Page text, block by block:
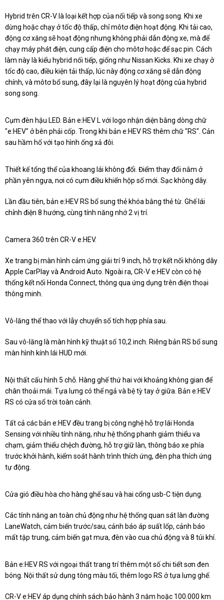
Hybrid trên CR-V là loại kết hợp của nối tiếp và song song. Khi xe
dừng hoặc chạy ở tốc độ thấp, chỉ môtơ điện hoạt động. Khi tải cao,
động cơ xăng sẽ hoạt động nhưng không phải dẫn động xe, mà để
chạy máy phát điện, cung cấp điện cho môtơ hoặc để sạc pin. Cách
làm này là kiểu hybrid nối tiếp, giống như Nissan Kicks. Khi xe chạy ở
tốc độ cao, điều kiện tải thấp, lúc này động cơ xăng sẽ dẫn động
chính, và môtơ bổ sung, đây lại là nguyên lý hoạt động của hybrid
song song.
Cụm đèn hậu LED. Bản e:HEV L với logo nhận diện bằng dòng chữ
"e:HEV" ở bên phải cốp. Trong khi bản e:HEV RS thêm chữ "RS". Cản
sau hầm hố với tạo hình ống xả đôi.
Thiết kế tổng thể của khoang lái không đổi. Điểm thay đổi nằm ở
phần yên ngựa, nơi có cụm điều khiển hộp số mới. Sạc không dây.
Lần đầu tiên, bản e:HEV RS bổ sung thẻ khóa bằng thẻ từ. Ghế lái
chỉnh điện 8 hướng, cùng tính năng nhớ 2 vị trí.
Camera 360 trên CR-V e:HEV.
Xe trang bị màn hình cảm ứng giải trí 9 inch, hỗ trợ kết nối không dây
Apple CarPlay và Android Auto. Ngoài ra, CR-V e:HEV còn có hệ
thống kết nối Honda Connect, thông qua ứng dụng trên điện thoại
thông minh.
Vô-lăng thể thao với lẫy chuyển số tích hợp phía sau.
Sau vô-lăng là màn hình kỹ thuật số 10,2 inch. Riêng bản RS bổ sung
màn hình kính lái HUD mới.
Nội thất cấu hình 5 chỗ. Hàng ghế thứ hai với khoảng không gian để
chân thoải mái. Tựa lưng có thể ngả và bệ tỳ tay ở giữa. Bản e:HEV
RS có cửa sổ trời toàn cảnh.
Tất cả các bản e:HEV đều trang bị công nghệ hỗ trợ lái Honda
Sensing với nhiều tính năng, như hệ thống phanh giảm thiểu va
chạm, giảm thiểu chệch đường, hỗ trợ giữ làn, thông báo xe phía
trước khởi hành, kiểm soát hành trình thích ứng, đèn pha thích ứng
tự động.
Cửa gió điều hòa cho hàng ghế sau và hai cổng usb-C tiện dụng.
Các tính năng an toàn chủ động như hệ thống quan sát làn đường
LaneWatch, cảm biến trước/sau, cảnh báo áp suất lốp, cảnh báo
mất tập trung, cảm biến gạt mưa, đèn vào cua chủ động và 8 túi khí.
Bản e:HEV RS với ngoại thất trang trí thêm một số chi tiết sơn đen
bóng. Nội thất sử dụng tông màu tối, thêm logo RS ở tựa lưng ghế.
CR-V e:HEV áp dụng chính sách bảo hành 3 năm hoặc 100.000 km